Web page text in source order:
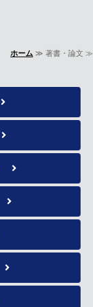
ホーム ≫ 著書・論文 ≫